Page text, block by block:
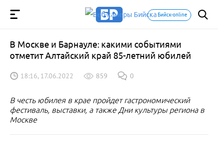
Бийск-online
В Москве и Барнауле: какими событиями
отметит Алтайский край 85-летний юбилей
18:16, 17.06.2022 859 0
В честь юбилея в крае пройдет гастрономический
фестиваль, выставки, а также Дни культуры региона в
Москве